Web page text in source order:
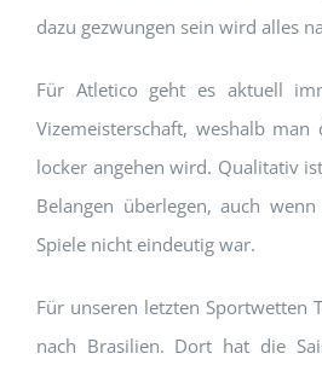
dazu gezwungen sein wird alles
Für Atletico geht es aktuell
Vizemeisterschaft, weshalb man
locker angehen wird. Qualitativ
Belangen überlegen, auch
Spiele nicht eindeutig war.
Für unseren letzten Sportwetten
nach Brasilien. Dort hat die